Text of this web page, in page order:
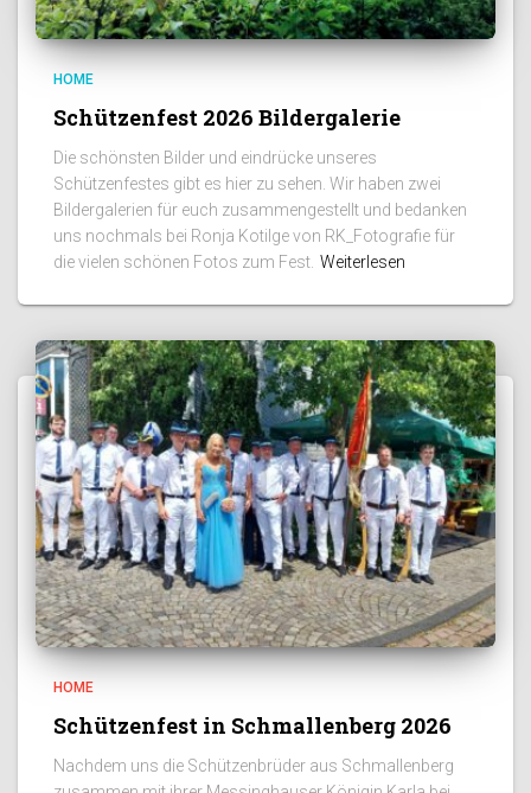
HOME
Schützenfest 2026 Bildergalerie
Die schönsten Bilder und eindrücke unseres
Schützenfestes gibt es hier zu sehen. Wir haben zwei
Bildergalerien für euch zusammengestellt und bedanken
uns nochmals bei Ronja Kotilge von RK_Fotografie für
die vielen schönen Fotos zum Fest. Weiterlesen
HOME
Schützenfest in Schmallenberg 2026
Nachdem uns die Schützenbrüder aus Schmallenberg